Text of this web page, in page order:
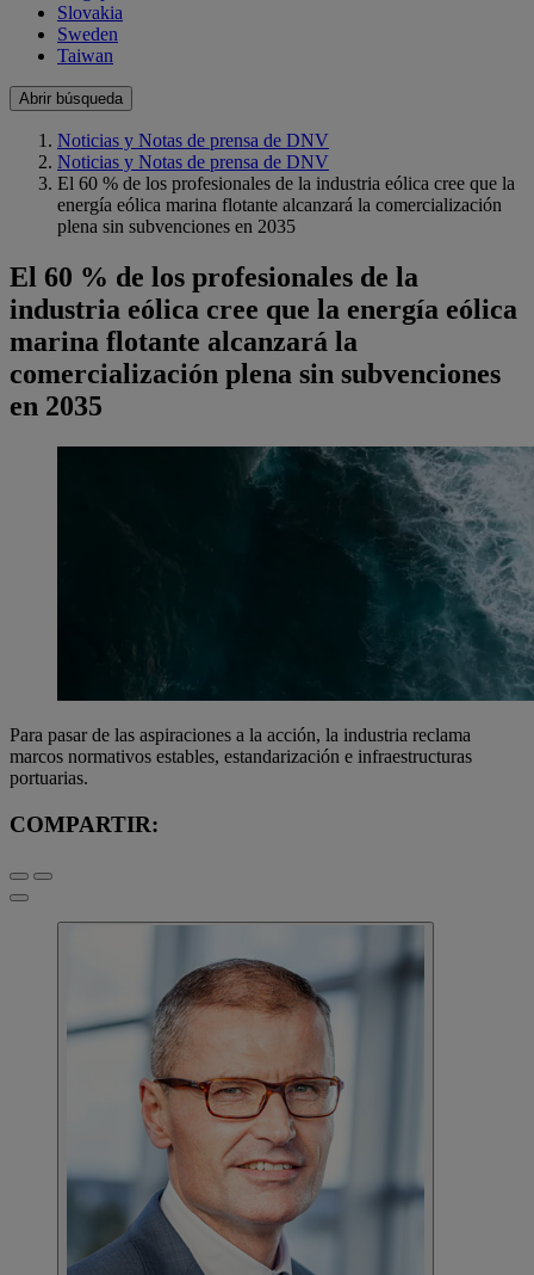
Slovakia
Sweden
Taiwan
Abrir búsqueda
Noticias y Notas de prensa de DNV
Noticias y Notas de prensa de DNV
El 60 % de los profesionales de la industria eólica cree que la
energía eólica marina flotante alcanzará la comercialización
plena sin subvenciones en 2035
El 60 % de los profesionales de la
industria eólica cree que la energía eólica
marina flotante alcanzará la
comercialización plena sin subvenciones
en 2035
Para pasar de las aspiraciones a la acción, la industria reclama
marcos normativos estables, estandarización e infraestructuras
portuarias.
COMPARTIR: